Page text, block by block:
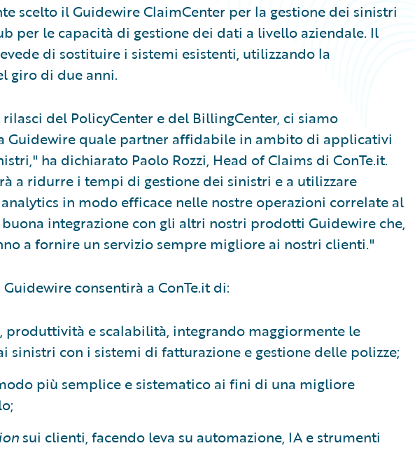
scelto il Guidewire ClaimCenter per la gestione dei sinistri
per le capacità di gestione dei dati a livello aziendale. Il
di sostituire i sistemi esistenti, utilizzando la
giro di due anni.
del PolicyCenter e del BillingCenter, ci siamo
Guidewire quale partner affidabile in ambito di applicativi
ha dichiarato Paolo Rozzi, Head of Claims di ConTe.it.
a ridurre i tempi di gestione dei sinistri e a utilizzare
in modo efficace nelle nostre operazioni correlate al
integrazione con gli altri nostri prodotti Guidewire che,
a fornire un servizio sempre migliore ai nostri clienti."
consentirà a ConTe.it di:
produttività e scalabilità, integrando maggiormente le
sinistri con i sistemi di fatturazione e gestione delle polizze;
più semplice e sistematico ai fini di una migliore
sui clienti, facendo leva su automazione, IA e strumenti